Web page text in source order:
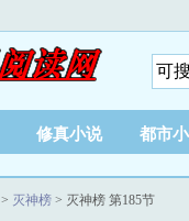
修真小说 都市
> 灭神榜 > 灭神榜 第185节